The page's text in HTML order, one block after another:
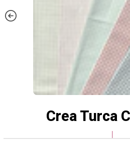
Crea Turca
|